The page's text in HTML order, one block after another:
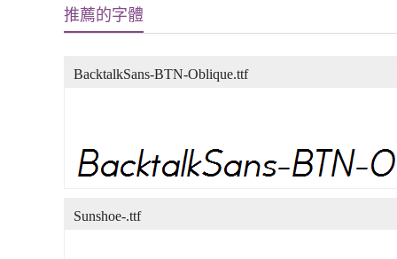
推薦的字體
BacktalkSans-BTN-Oblique.ttf
Sunshoe-.ttf